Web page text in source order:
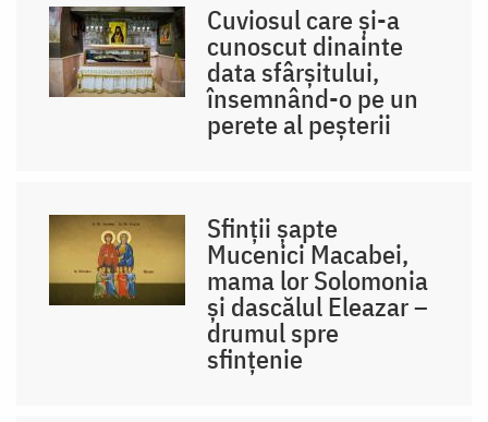
Cuviosul care și-a
cunoscut dinainte
data sfârșitului,
însemnând-o pe un
perete al peșterii
Sfinții șapte
Mucenici Macabei,
mama lor Solomonia
și dascălul Eleazar –
drumul spre
sfințenie